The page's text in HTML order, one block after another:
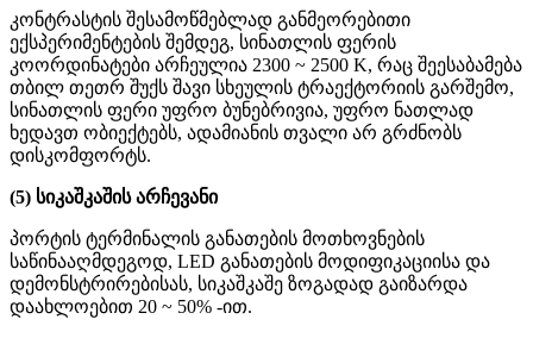
კონტრასტის შესამოწმებლად განმეორებითი
ექსპერიმენტების შემდეგ, სინათლის ფერის
კოორდინატები არჩეულია 2300 ~ 2500 K, რაც შეესაბამება
თბილ თეთრ შუქს შავი სხეულის ტრაექტორიის გარშემო,
სინათლის ფერი უფრო ბუნებრივია, უფრო ნათლად
ხედავთ ობიექტებს, ადამიანის თვალი არ გრძნობს
დისკომფორტს.
(5) სიკაშკაშის არჩევანი
პორტის ტერმინალის განათების მოთხოვნების
საწინააღმდეგოდ, LED განათების მოდიფიკაციისა და
დემონსტრირებისას, სიკაშკაშე ზოგადად გაიზარდა
დაახლოებით 20 ~ 50% -ით.